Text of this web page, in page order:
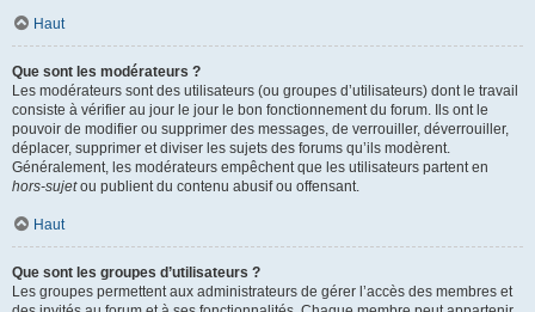
Haut
Que sont les modérateurs ?
Les modérateurs sont des utilisateurs (ou groupes d’utilisateurs) dont le travail
consiste à vérifier au jour le jour le bon fonctionnement du forum. Ils ont le
pouvoir de modifier ou supprimer des messages, de verrouiller, déverrouiller,
déplacer, supprimer et diviser les sujets des forums qu’ils modèrent.
Généralement, les modérateurs empêchent que les utilisateurs partent en
hors-sujetou publient du contenu abusif ou offensant.
Haut
Que sont les groupes d’utilisateurs ?
Les groupes permettent aux administrateurs de gérer l’accès des membres et